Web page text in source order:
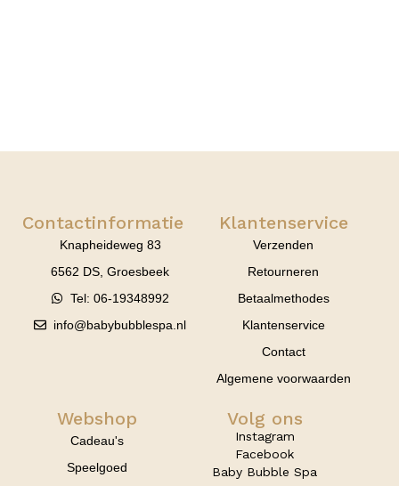
Contactinformatie
Knapheideweg 83
6562 DS, Groesbeek
Tel: 06-19348992
info@babybubblespa.nl
Klantenservice
Verzenden
Retourneren
Betaalmethodes
Klantenservice
Contact
Algemene voorwaarden
Webshop
Cadeau's
Speelgoed
Volg ons
Instagram
Facebook
Baby Bubble Spa